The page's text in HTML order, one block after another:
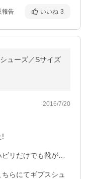
報告 いいね 3
ューズ／Sサイズ
2016/7/20
!
リだけでも靴が…
らにてギプスシュ